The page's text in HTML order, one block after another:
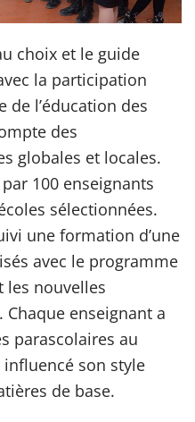
choix et le guide
la participation
de l’éducation des
des
globales et locales.
100 enseignants
sélectionnées.
une formation d’une
avec le programme
les nouvelles
enseignant a
parascolaires au
influencé son style
de base.